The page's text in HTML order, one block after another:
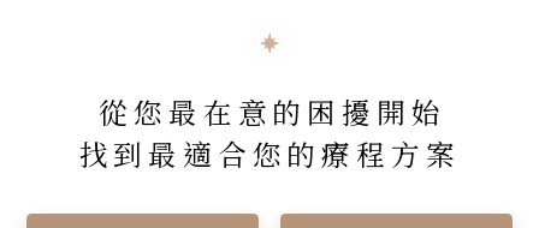
從您最在意的困擾開始
找到最適合您的療程方案